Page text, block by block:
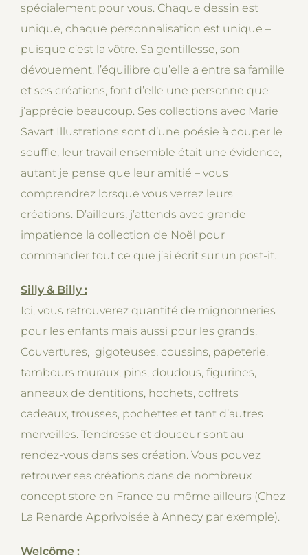
spécialement pour vous. Chaque dessin est
unique, chaque personnalisation est unique –
puisque c’est la vôtre. Sa gentillesse, son
dévouement, l’équilibre qu’elle a entre sa famille
et ses créations, font d’elle une personne que
j’apprécie beaucoup. Ses collections avec Marie
Savart Illustrations sont d’une poésie à couper le
souffle, leur travail ensemble était une évidence,
autant je pense que leur amitié – vous
comprendrez lorsque vous verrez leurs
créations. D’ailleurs, j’attends avec grande
impatience la collection de Noël pour
commander tout ce que j’ai écrit sur un post-it.
Silly & Billy :
Ici, vous retrouverez quantité de mignonneries
pour les enfants mais aussi pour les grands.
Couvertures, gigoteuses, coussins, papeterie,
tambours muraux, pins, doudous, figurines,
anneaux de dentitions, hochets, coffrets
cadeaux, trousses, pochettes et tant d’autres
merveilles. Tendresse et douceur sont au
rendez-vous dans ses création. Vous pouvez
retrouver ses créations dans de nombreux
concept store en France ou même ailleurs (Chez
La Renarde Apprivoisée à Annecy par exemple).
Welcôme :